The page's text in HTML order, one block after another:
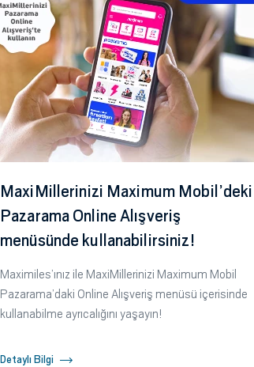
MaxiMillerinizi Maximum Mobil’deki
Pazarama Online Alışveriş
menüsünde kullanabilirsiniz!
Maximiles’ınız ile MaxiMillerinizi Maximum Mobil
Pazarama’daki Online Alışveriş menüsü içerisinde
kullanabilme ayrıcalığını yaşayın!
Detaylı Bilgi